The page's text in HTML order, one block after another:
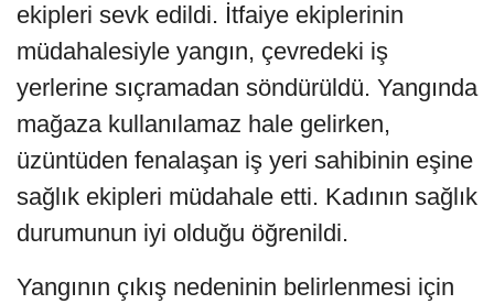
ekipleri sevk edildi. İtfaiye ekiplerinin
müdahalesiyle yangın, çevredeki iş
yerlerine sıçramadan söndürüldü. Yangında
mağaza kullanılamaz hale gelirken,
üzüntüden fenalaşan iş yeri sahibinin eşine
sağlık ekipleri müdahale etti. Kadının sağlık
durumunun iyi olduğu öğrenildi.
Yangının çıkış nedeninin belirlenmesi için